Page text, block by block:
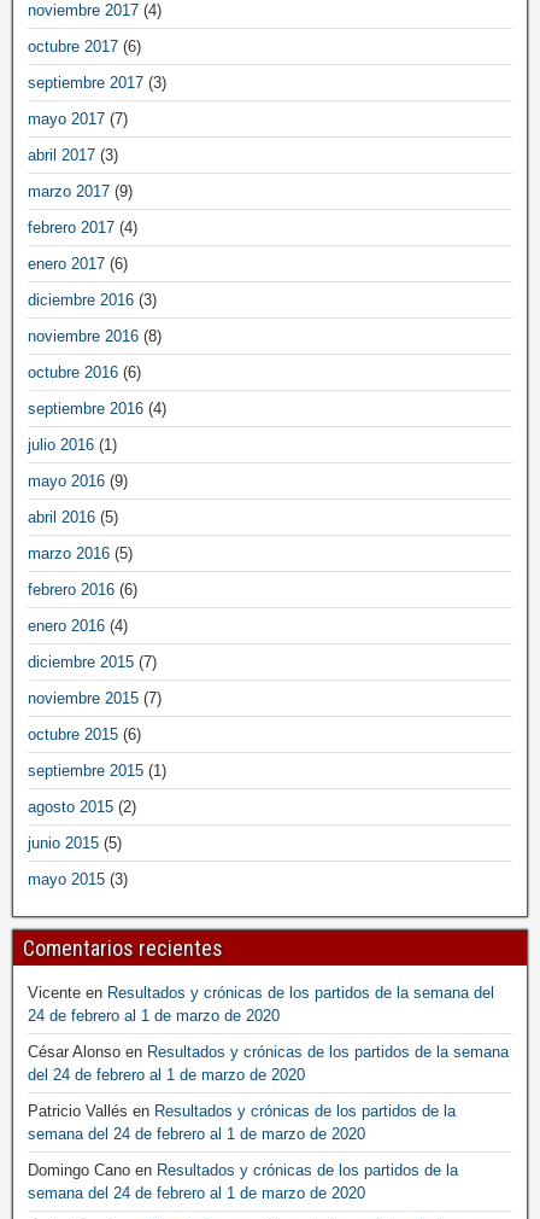
noviembre 2017 (4)
octubre 2017 (6)
septiembre 2017 (3)
mayo 2017 (7)
abril 2017 (3)
marzo 2017 (9)
febrero 2017 (4)
enero 2017 (6)
diciembre 2016 (3)
noviembre 2016 (8)
octubre 2016 (6)
septiembre 2016 (4)
julio 2016 (1)
mayo 2016 (9)
abril 2016 (5)
marzo 2016 (5)
febrero 2016 (6)
enero 2016 (4)
diciembre 2015 (7)
noviembre 2015 (7)
octubre 2015 (6)
septiembre 2015 (1)
agosto 2015 (2)
junio 2015 (5)
mayo 2015 (3)
Comentarios recientes
Vicente en Resultados y crónicas de los partidos de la semana del
24 de febrero al 1 de marzo de 2020
César Alonso en Resultados y crónicas de los partidos de la semana
del 24 de febrero al 1 de marzo de 2020
Patricio Vallés en Resultados y crónicas de los partidos de la
semana del 24 de febrero al 1 de marzo de 2020
Domingo Cano en Resultados y crónicas de los partidos de la
semana del 24 de febrero al 1 de marzo de 2020